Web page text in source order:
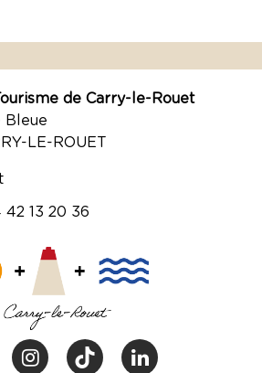
de Carry-le-Rouet
Bleue
LE-ROUET
42 13 20 36